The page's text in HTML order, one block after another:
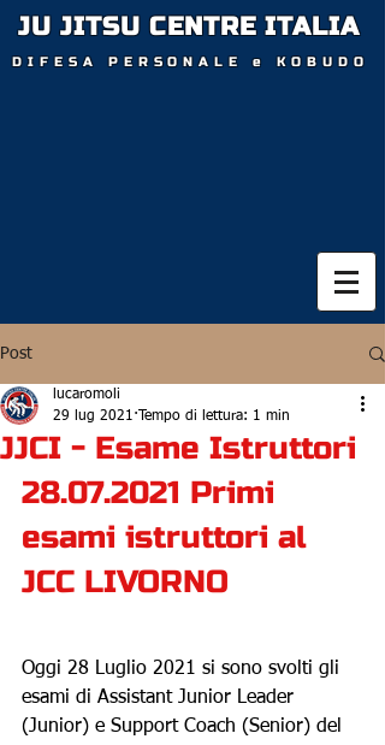
JU JITSU CENTRE ITALIA
DIFESA PERSONALE e KOBUDO
Post
JJCI - Esame Istruttori
lucaromoli
29 lug 2021
Tempo di lettura: 1 min
28.07.2021 Primi
esami istruttori al
JCC LIVORNO
Oggi 28 Luglio 2021 si sono svolti gli
esami di Assistant Junior Leader
(Junior) e Support Coach (Senior) del